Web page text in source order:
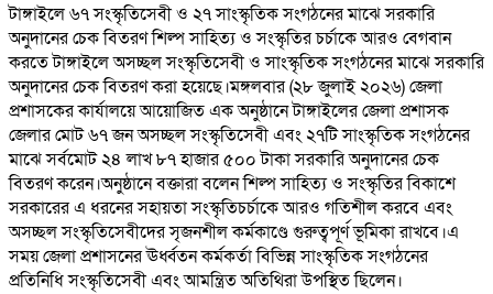
টাঙ্গাইলে ৬৭ সংস্কৃতিসেবী ও ২৭ সাংস্কৃতিক সংগঠনের মাঝে সরকারি
অনুদানের চেক বিতরণ শিল্প সাহিত্য ও সংস্কৃতির চর্চাকে আরও বেগবান
করতে টাঙ্গাইলে অসচ্ছল সংস্কৃতিসেবী ও সাংস্কৃতিক সংগঠনের মাঝে সরকারি
অনুদানের চেক বিতরণ করা হয়েছে।মঙ্গলবার (২৮ জুলাই ২০২৬) জেলা
প্রশাসকের কার্যালয়ে আয়োজিত এক অনুষ্ঠানে টাঙ্গাইলের জেলা প্রশাসক
জেলার মোট ৬৭ জন অসচ্ছল সংস্কৃতিসেবী এবং ২৭টি সাংস্কৃতিক সংগঠনের
মাঝে সর্বমোট ২৪ লাখ ৮৭ হাজার ৫০০ টাকা সরকারি অনুদানের চেক
বিতরণ করেন।অনুষ্ঠানে বক্তারা বলেন শিল্প সাহিত্য ও সংস্কৃতির বিকাশে
সরকারের এ ধরনের সহায়তা সংস্কৃতিচর্চাকে আরও গতিশীল করবে এবং
অসচ্ছল সংস্কৃতিসেবীদের সৃজনশীল কর্মকাণ্ডে গুরুত্বপূর্ণ ভূমিকা রাখবে।এ
সময় জেলা প্রশাসনের ঊর্ধ্বতন কর্মকর্তা বিভিন্ন সাংস্কৃতিক সংগঠনের
প্রতিনিধি সংস্কৃতিসেবী এবং আমন্ত্রিত অতিথিরা উপস্থিত ছিলেন।